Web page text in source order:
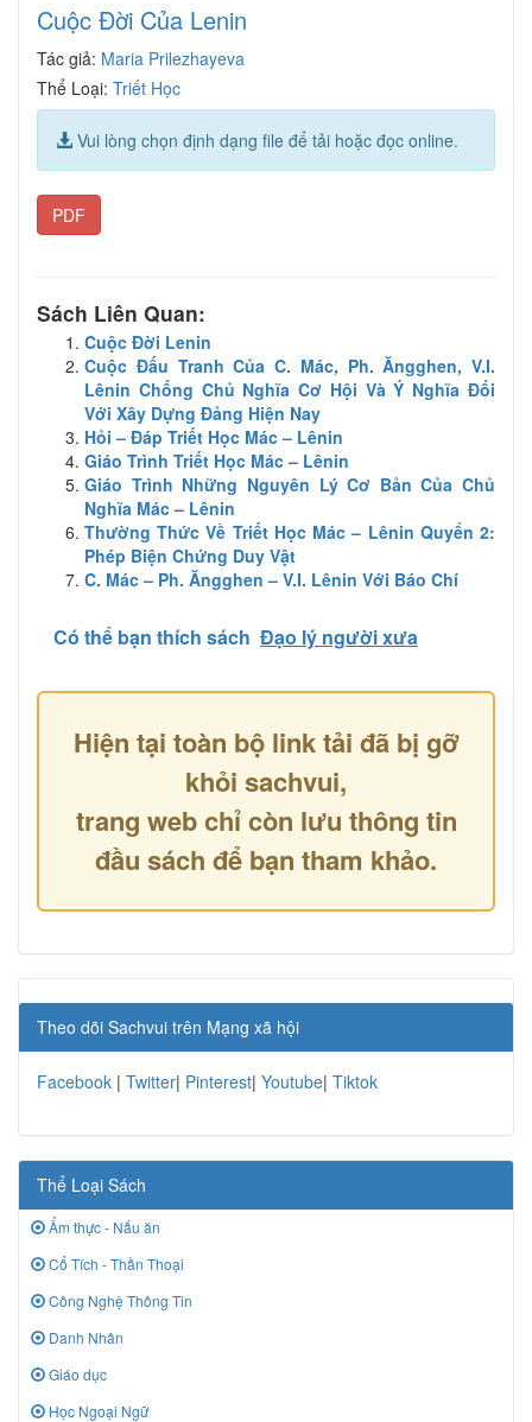
Cuộc Đời Của Lenin
Tác giả: Maria Prilezhayeva
Thể Loại: Triết Học
Vui lòng chọn định dạng file để tải hoặc đọc online.
PDF
Sách Liên Quan:
Cuộc Đời Lenin
Cuộc Đấu Tranh Của C. Mác, Ph. Ăngghen, V.I.
Lênin Chống Chủ Nghĩa Cơ Hội Và Ý Nghĩa Đối
Với Xây Dựng Đảng Hiện Nay
Hỏi – Đáp Triết Học Mác – Lênin
Giáo Trình Triết Học Mác – Lênin
Giáo Trình Những Nguyên Lý Cơ Bản Của Chủ
Nghĩa Mác – Lênin
Thường Thức Về Triết Học Mác – Lênin Quyển 2:
Phép Biện Chứng Duy Vật
C. Mác – Ph. Ăngghen – V.I. Lênin Với Báo Chí
Có thể bạn thích sách Đạo lý người xưa
Hiện tại toàn bộ link tải đã bị gỡ
khỏi sachvui,
trang web chỉ còn lưu thông tin
đầu sách để bạn tham khảo.
Theo dõi Sachvui trên Mạng xã hội
Facebook | Twitter| Pinterest| Youtube| Tiktok
Thể Loại Sách
Ẩm thực - Nấu ăn
Cổ Tích - Thần Thoại
Công Nghệ Thông Tin
Danh Nhân
Giáo dục
Học Ngoại Ngữ